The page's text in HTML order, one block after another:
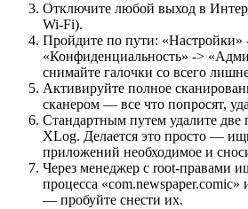
Отключите любой выход в
Wi-Fi).
Пройдите по пути: «Настройки»
«Конфиденциальность» ->
снимайте галочки со всего
Активируйте полное
сканером — все что попросят,
Стандартным путем удалите
XLog. Делается это просто —
приложений необходимое и
Через менеджер с root-правами
процесса «com.newspaper.comic»
— пробуйте снести их.